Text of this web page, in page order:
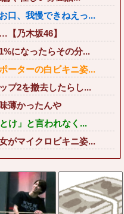
口、我慢できねえっ...
乃木坂46】
になったらその分...
ーターの白ビキニ姿...
プ2を撤去したらし...
薄かったんや
け」と言われなく...
がマイクロビキニ姿...